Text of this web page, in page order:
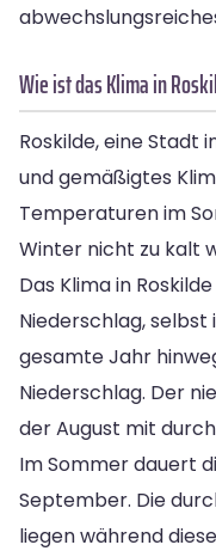
Wie ist das Klima in
Roskilde, eine Stadt
und gemäßigtes
Temperaturen im
Winter nicht zu kalt
Das Klima in
Niederschlag,
gesamte Jahr
Niederschlag. Der
der August mit
Im Sommer dauert
September. Die
liegen während